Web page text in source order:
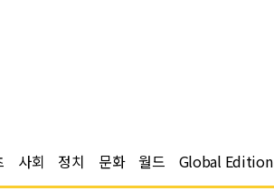
사회 정치 문화 월드 Global Edition